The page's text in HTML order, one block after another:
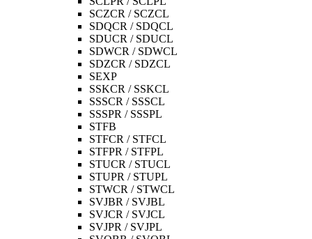
SCZCR / SCZCL
SDQCR / SDQCL
SDUCR / SDUCL
SDWCR / SDWCL
SDZCR / SDZCL
SEXP
SSKCR / SSKCL
SSSCR / SSSCL
SSSPR / SSSPL
STFB
STFCR / STFCL
STFPR / STFPL
STUCR / STUCL
STUPR / STUPL
STWCR / STWCL
SVJBR / SVJBL
SVJCR / SVJCL
SVJPR / SVJPL